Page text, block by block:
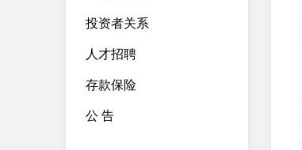
投资者关系
人才招聘
存款保险
公 告